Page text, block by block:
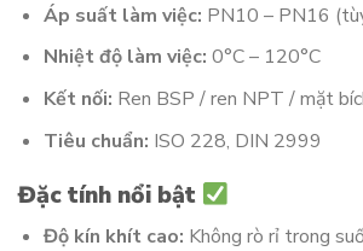
Áp suất làm việc: PN10 – PN16
Nhiệt độ làm việc: 0°C – 120°C
Kết nối: Ren BSP / ren NPT / mặt
Tiêu chuẩn: ISO 228, DIN 2999
Đặc tính nổi bật
Độ kín khít cao: Không rò rỉ trong